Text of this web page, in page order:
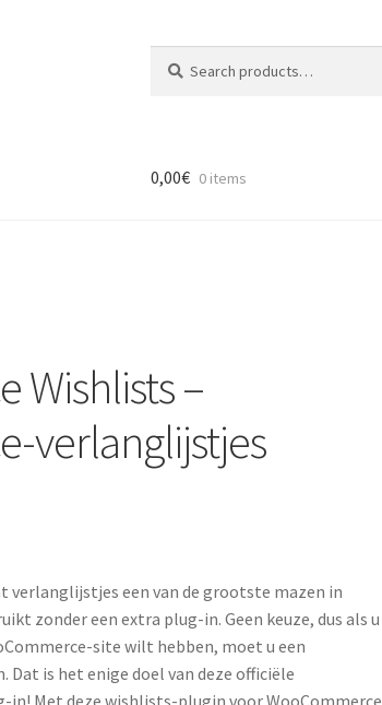
for:
0,00€ 0 items
Wishlists –
verlanglijstjes
verlanglijstjes een van de grootste mazen in
zonder een extra plug-in. Geen keuze, dus als u
site wilt hebben, moet u een
is het enige doel van deze officiële
in! Met deze wishlists-plugin voor WooCommerce